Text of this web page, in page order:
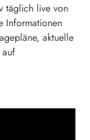
täglich live von
Informationen
aktuelle